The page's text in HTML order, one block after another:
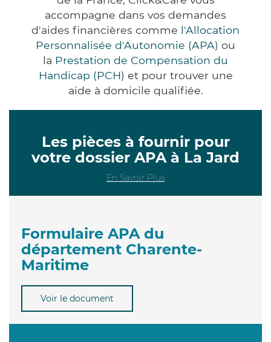
accompagne dans vos demandes
d'aides financières comme l'Allocation
Personnalisée d'Autonomie (APA) ou
la Prestation de Compensation du
Handicap (PCH) et pour trouver une
aide à domicile qualifiée.
Les pièces à fournir pour
votre dossier APA à La Jard
En Savoir Plus
Formulaire APA du
département Charente-
Maritime
Voir le document